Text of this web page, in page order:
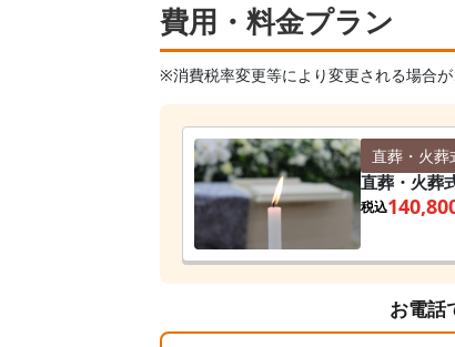
費用・料金プラン
※消費税率変更等により変更される場合が
直葬・火葬
直葬・火葬
税込
お電話